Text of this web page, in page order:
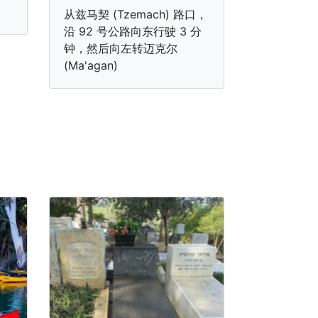
从兹马契 (Tzemach) 路口，
沿 92 号公路向东行驶 3 分
钟，然后向左转迈克尔
(Ma'agan)